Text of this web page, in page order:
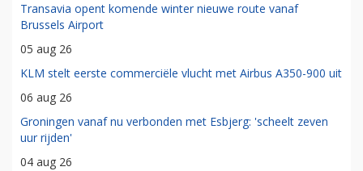
Transavia opent komende winter nieuwe route vanaf
Brussels Airport
05 aug 26
KLM stelt eerste commerciële vlucht met Airbus A350-900 uit
06 aug 26
Groningen vanaf nu verbonden met Esbjerg: 'scheelt zeven
uur rijden'
04 aug 26